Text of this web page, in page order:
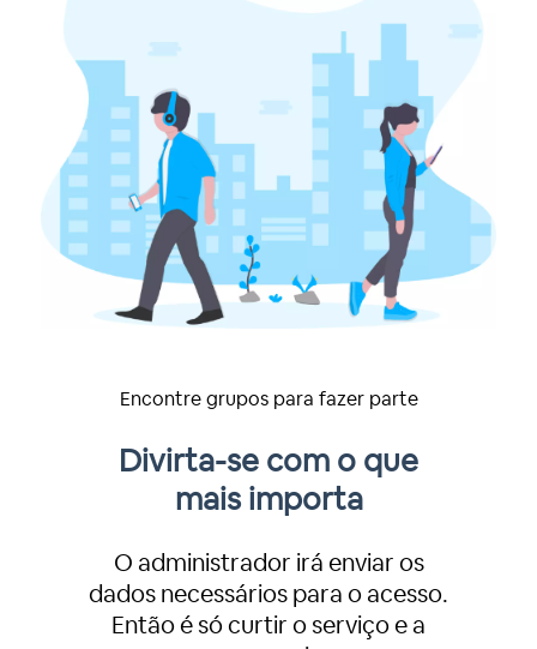
Encontre grupos para fazer parte
Pesquise por grupos
de seu interesse
Pesquise por grupos abertos e
com vagas disponíveis. Escolha o
que melhor identifica com você